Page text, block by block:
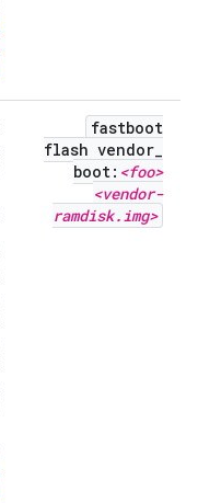
fastboot
flash vendor_
boot: <foo>
<vendor-
ramdisk.img>